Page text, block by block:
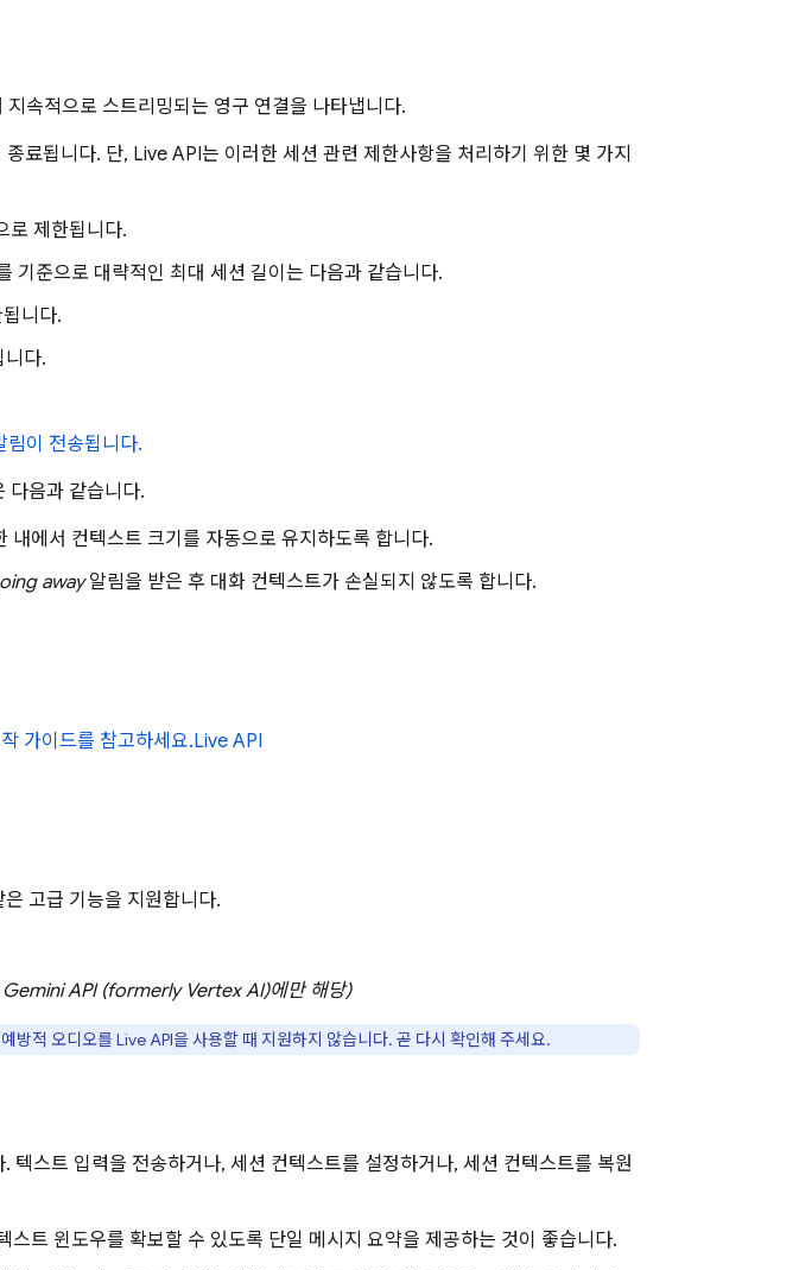
속적으로 스트리밍되는 영구 연결을 나타냅니다.
료됩니다. 단, Live API는 이러한 세션 관련 제한사항을 처리하기 위한 몇 가지
로 제한됩니다.
기준으로 대략적인 최대 세션 길이는 다음과 같습니다.
니다.
니다.
이 전송됩니다.
다음과 같습니다.
내에서 컨텍스트 크기를 자동으로 유지하도록 합니다.
away알림을 받은 후 대화 컨텍스트가 손실되지 않도록 합니다.
가이드를 참고하세요.Live API
고급 기능을 지원합니다.
API (formerly Vertex AI)에만 해당)
방적 오디오를 Live API을 사용할 때 지원하지 않습니다. 곧 다시 확인해 주세요.
텍스트 입력을 전송하거나, 세션 컨텍스트를 설정하거나, 세션 컨텍스트를 복원
스트 윈도우를 확보할 수 있도록 단일 메시지 요약을 제공하는 것이 좋습니다.